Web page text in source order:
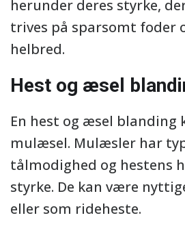
herunder deres styrke,
trives på sparsomt foder
helbred.
Hest og æsel
En hest og æsel blanding
mulæsel. Mulæsler har
tålmodighed og hestens
styrke. De kan være
eller som rideheste.